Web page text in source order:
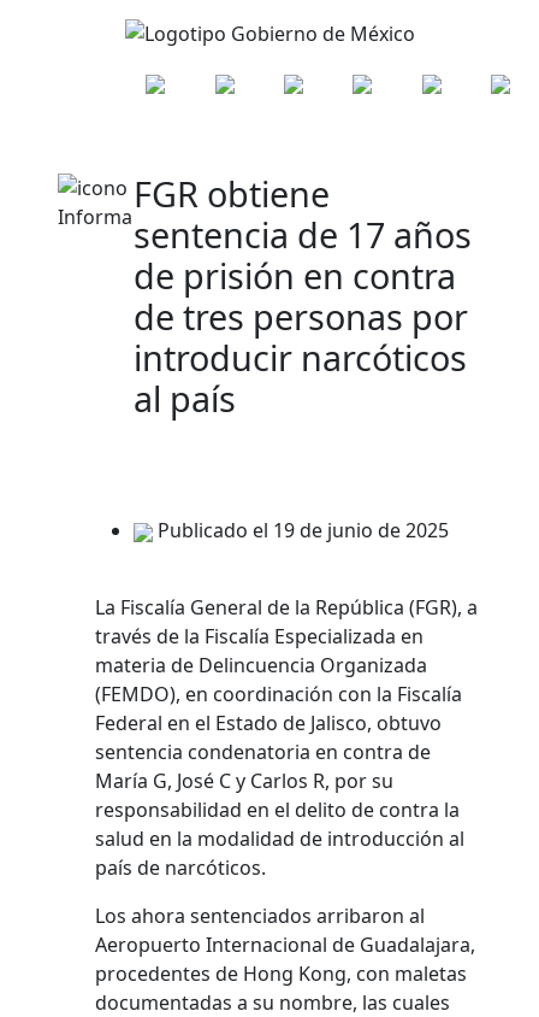
FGR obtiene
sentencia de 17 años
de prisión en contra
de tres personas por
introducir narcóticos
al país
Publicado el 19 de junio de 2025
La Fiscalía General de la República (FGR), a
través de la Fiscalía Especializada en
materia de Delincuencia Organizada
(FEMDO), en coordinación con la Fiscalía
Federal en el Estado de Jalisco, obtuvo
sentencia condenatoria en contra de
María G, José C y Carlos R, por su
responsabilidad en el delito de contra la
salud en la modalidad de introducción al
país de narcóticos.
Los ahora sentenciados arribaron al
Aeropuerto Internacional de Guadalajara,
procedentes de Hong Kong, con maletas
documentadas a su nombre, las cuales